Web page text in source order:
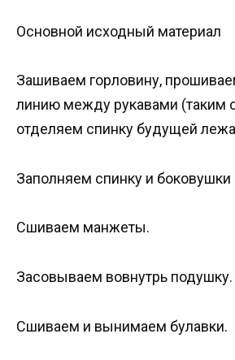
Основной исходный материал
Зашиваем горловину,
линию между рукавами (таким
отделяем спинку будущей
Заполняем спинку и боковушки
Сшиваем манжеты.
Засовываем вовнутрь подушку.
Сшиваем и вынимаем булавки.